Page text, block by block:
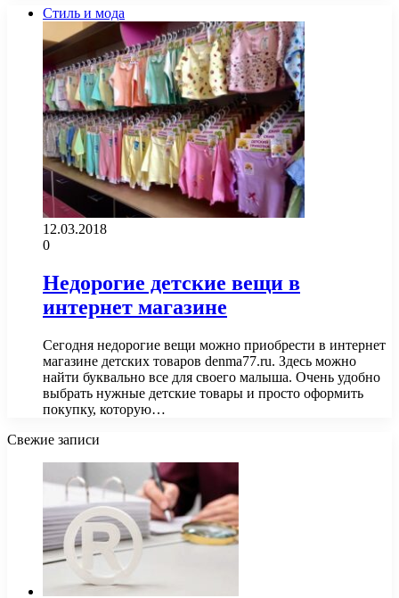
Стиль и мода
12.03.2018
0
Недорогие детские вещи в
интернет магазине
Сегодня недорогие вещи можно приобрести в интернет
магазине детских товаров denma77.ru. Здесь можно
найти буквально все для своего малыша. Очень удобно
выбрать нужные детские товары и просто оформить
покупку, которую…
Свежие записи